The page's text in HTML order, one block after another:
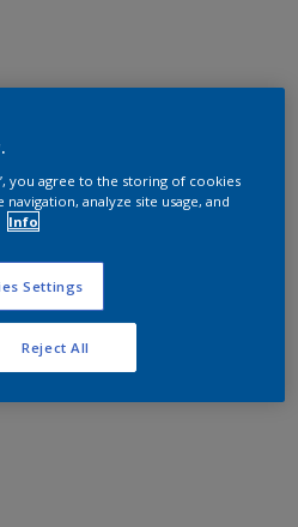
you agree to the storing of cookies
analyze site usage, and
Info
Settings
Reject All